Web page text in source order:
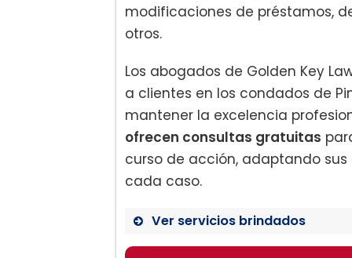
modificaciones de préstamos,
otros.
Los abogados de Golden Key
a clientes en los condados de
mantener la excelencia
ofrecen consultas gratuitas
curso de acción, adaptando
cada caso.
Ver servicios brindados